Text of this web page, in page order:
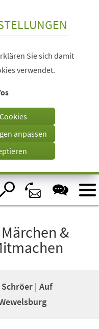
Sie sich damit
verwendet.
anpassen
&
| Auf